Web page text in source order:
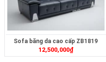
Sofa băng da cao cấp ZB1819
12,500,000₫